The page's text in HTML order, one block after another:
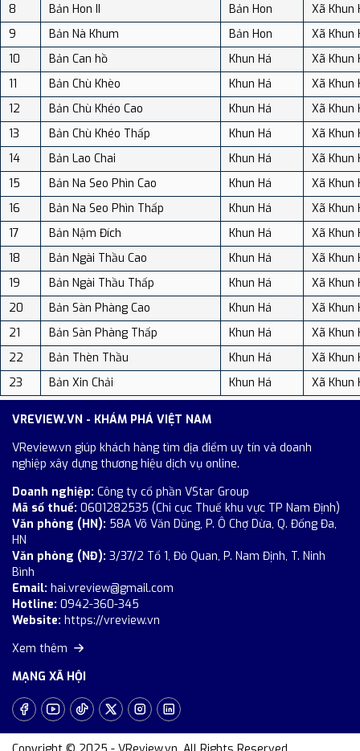
8
Bản Hon II Bản Hon
Xã Khun
9
Bản Nà Khum Bản Hon
Xã Khun
10
Bản Can hồ Khun Há
Xã Khun
11
Bản Chù Khèo Khun Há
Xã Khun
12
Bản Chù Khéo Cao Khun Há
Xã Khun
13
Bản Chù Khéo Thấp Khun Há
Xã Khun
14
Bản Lao Chai Khun Há
Xã Khun
15
Bản Na Seo Phìn Cao Khun Há
Xã Khun
16
Bản Na Seo Phìn Thấp Khun Há
Xã Khun
17
Bản Nậm Đích Khun Há
Xã Khun
18
Bản Ngài Thầu Cao Khun Há
Xã Khun
19
Bản Ngài Thầu Thấp Khun Há
Xã Khun
20
Bản Sàn Phàng Cao Khun Há
Xã Khun
21
Bản Sàn Phàng Thấp Khun Há
Xã Khun
22
Bản Thèn Thầu Khun Há
Xã Khun
23
Bản Xin Chải Khun Há Xã Khun
VREVIEW.VN - KHÁM PHÁ VIỆT NAM
VReview.vn giúp khách hàng tìm địa điểm uy tín và doanh
nghiệp xây dựng thương hiệu dịch vụ online.
Doanh nghiệp: Công ty cổ phần VStar Group
Mã số thuế: 0601282535 (Chi cục Thuế khu vực TP Nam Định)
Văn phòng (HN): 58A Võ Văn Dũng, P. Ô Chợ Dừa, Q. Đống Đa,
HN
Văn phòng (NĐ): 3/37/2 Tổ 1, Đò Quan, P. Nam Định, T. Ninh
Bình
Email: hai.vreview@gmail.com
Hotline: 0942-360-345
Website: https://vreview.vn
Xem thêm
MẠNG XÃ HỘI